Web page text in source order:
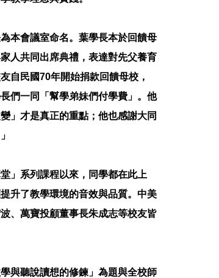
本會議室命名。葉學長本於回饋母
人共同出席典禮，表達對先父養育
自民國70年開始捐款回饋母校，
們一同「幫學弟妹們付學費」。他
」才是真正的重點；他也感謝大同
」系列課程以來，同學都在此上
升了教學環境的音效與品質。中美
、萬寶投顧董事長朱成志等校友皆
與聽說讀想的修鍊」為題與全校師